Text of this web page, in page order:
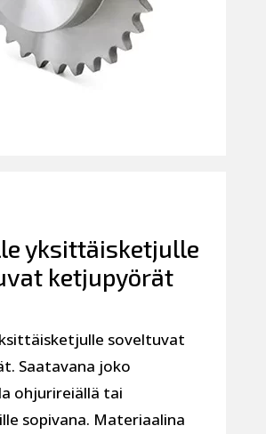
yksittäisketjulle
ketjupyörät
soveltuvat
Saatavana joko
ohjurireiällä tai
sopivana. Materiaalina